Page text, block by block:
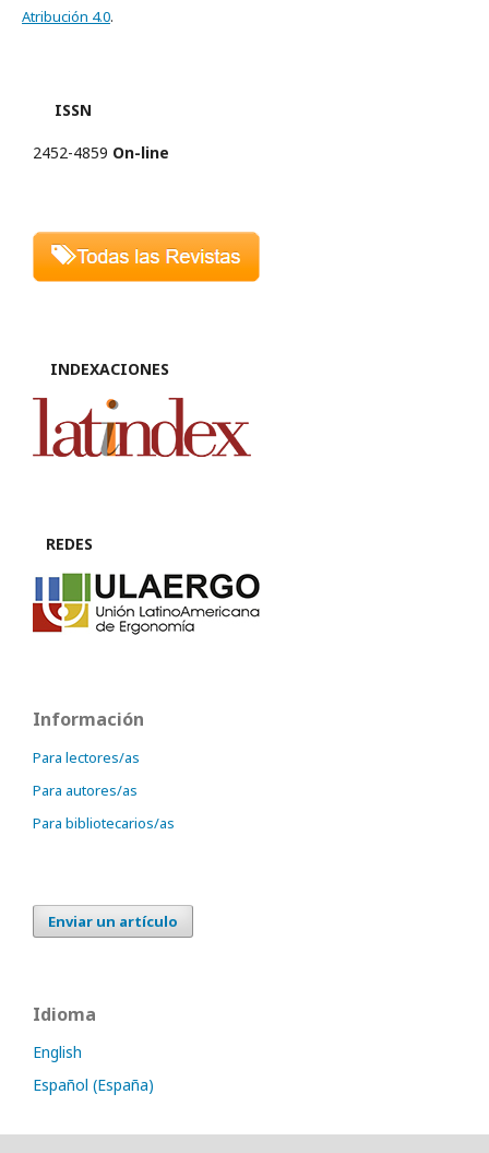
Atribución 4.0.
ISSN
2452-4859 On-line
INDEXACIONES
REDES
Información
Para lectores/as
Para autores/as
Para bibliotecarios/as
Enviar un artículo
Idioma
English
Español (España)